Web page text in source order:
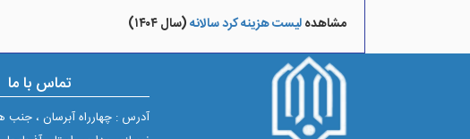
مشاهدهلیست هزینه کرد سالانه(سال ۱۴۰۴)
تماس با ما
آدرس : چهارراه آبرسان ، جنب